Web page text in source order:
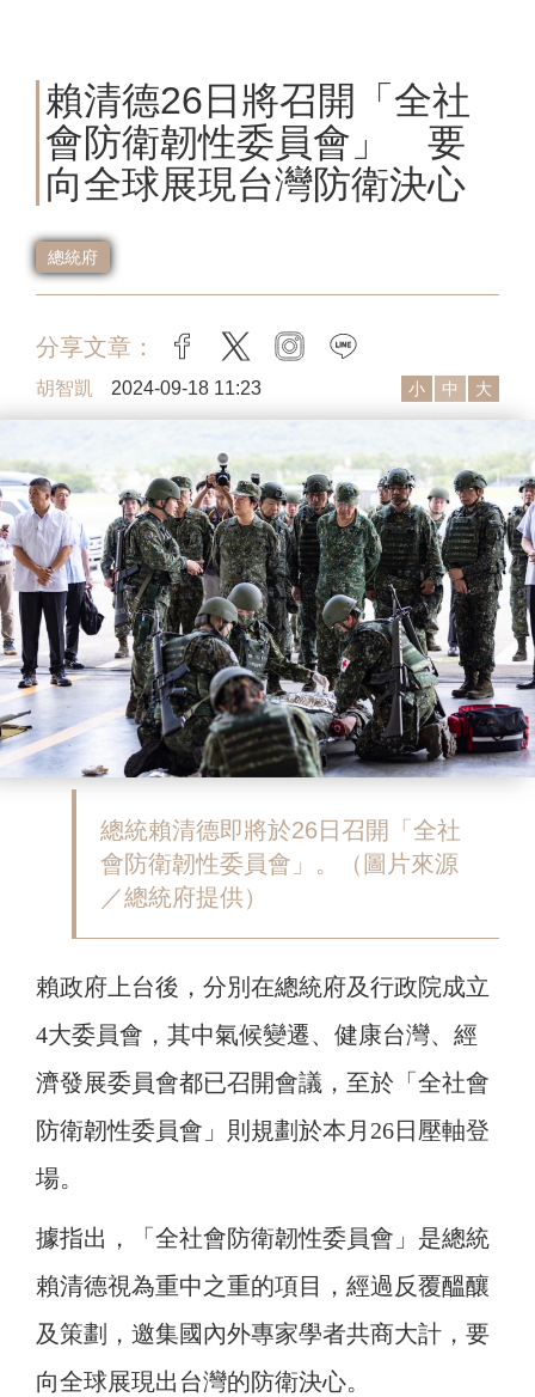
賴清德26日將召開「全社
會防衛韌性委員會」 要
向全球展現台灣防衛決心
總統府
分享文章： facebook
twitter instagram
胡智凱 2024-09-18 11:23 小 中 大
總統賴清德即將於26日召開「全社
會防衛韌性委員會」。（圖片來源
／總統府提供）
賴政府上台後，分別在總統府及行政院成立
4大委員會，其中氣候變遷、健康台灣、經
濟發展委員會都已召開會議，至於「全社會
防衛韌性委員會」則規劃於本月26日壓軸登
場。
據指出，「全社會防衛韌性委員會」是總統
賴清德視為重中之重的項目，經過反覆醞釀
及策劃，邀集國內外專家學者共商大計，要
向全球展現出台灣的防衛決心。